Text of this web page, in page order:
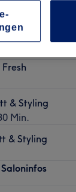
& Styling
Min.
& Styling